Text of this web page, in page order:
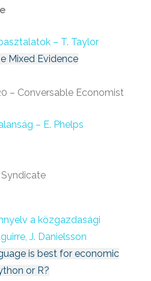
– T. Taylor
Mixed Evidence
– Conversable Economist
– E. Phelps
a közgazdasági
J. Danielsson
is best for economic
or R?